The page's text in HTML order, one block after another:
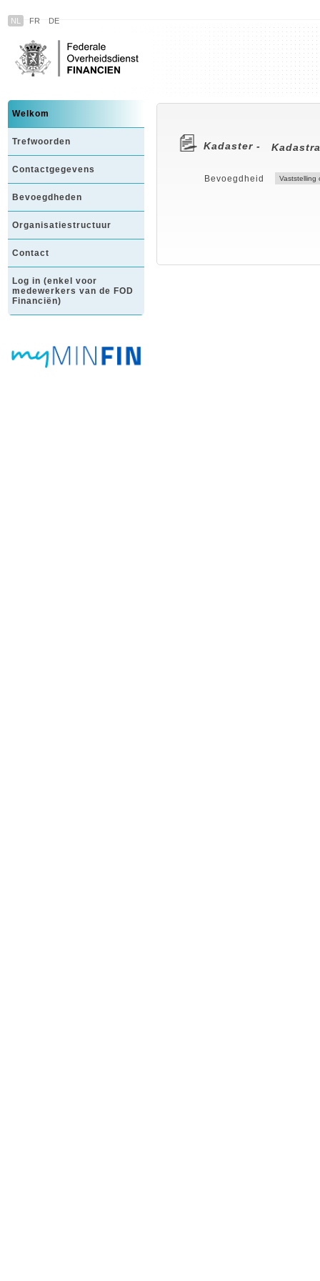
NL FR DE
Welkom
Trefwoorden
Contactgegevens
Bevoegdheden
Organisatiestructuur
Contact
Log in (enkel voor
medewerkers van de FOD
Financiën)
Kadaster -
Bevoegdheid